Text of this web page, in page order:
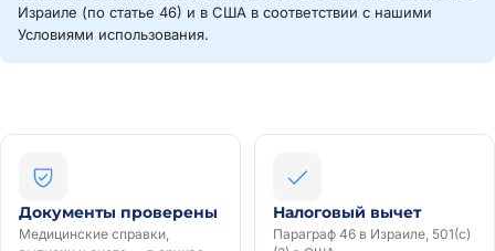
Израиле (по статье 46) и в США в соответствии с нашими
Условиями использования.
Документы проверены
Медицинские справки,
Налоговый вычет
Параграф 46 в Израиле, 501(c)